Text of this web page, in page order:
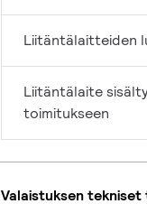
Liitäntälaitteiden
Liitäntälaite
toimitukseen
Valaistuksen